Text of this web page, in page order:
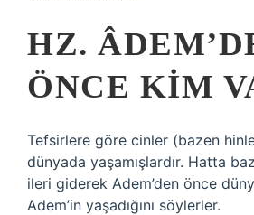
HZ.
ÖNCE KIM
Tefsirlere göre cinler (bazen
dünyada yaşamışlardır. Hatta
ileri giderek Adem’den önce
Adem’in yaşadığını söylerler.